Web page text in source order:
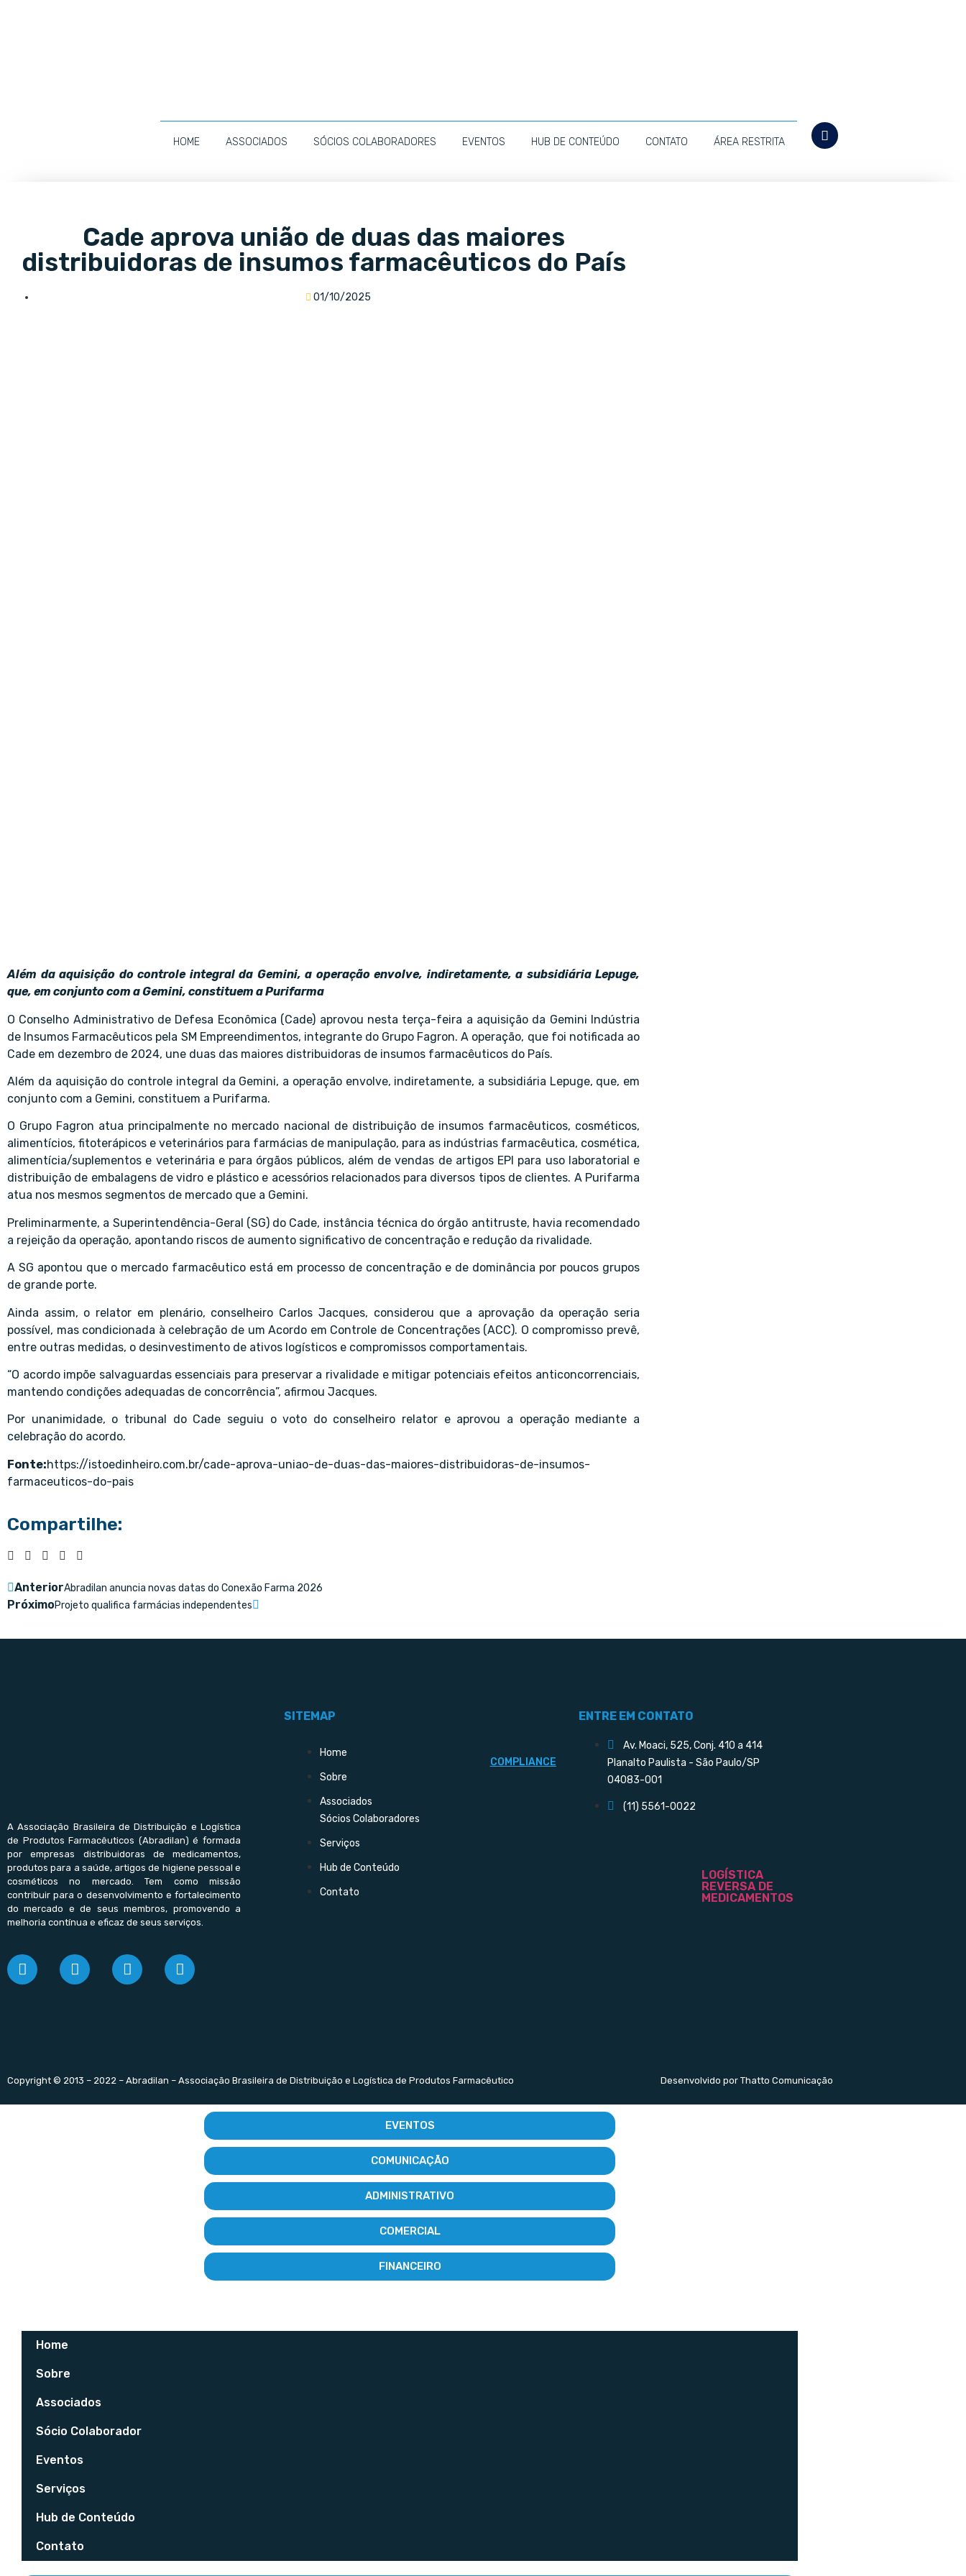
HOME ASSOCIADOS SÓCIOS COLABORADORES EVENTOS HUB DE CONTEÚDO CONTATO ÁREA RESTRITA
Cade aprova união de duas das maiores
distribuidoras de insumos farmacêuticos do País
01/10/2025
Além da aquisição do controle integral da Gemini, a operação envolve, indiretamente, a subsidiária Lepuge,
que, em conjunto com a Gemini, constituem a Purifarma
O Conselho Administrativo de Defesa Econômica (Cade) aprovou nesta terça-feira a aquisição da Gemini Indústria
de Insumos Farmacêuticos pela SM Empreendimentos, integrante do Grupo Fagron. A operação, que foi notificada ao
Cade em dezembro de 2024, une duas das maiores distribuidoras de insumos farmacêuticos do País.
Além da aquisição do controle integral da Gemini, a operação envolve, indiretamente, a subsidiária Lepuge, que, em
conjunto com a Gemini, constituem a Purifarma.
O Grupo Fagron atua principalmente no mercado nacional de distribuição de insumos farmacêuticos, cosméticos,
alimentícios, fitoterápicos e veterinários para farmácias de manipulação, para as indústrias farmacêutica, cosmética,
alimentícia/suplementos e veterinária e para órgãos públicos, além de vendas de artigos EPI para uso laboratorial e
distribuição de embalagens de vidro e plástico e acessórios relacionados para diversos tipos de clientes. A Purifarma
atua nos mesmos segmentos de mercado que a Gemini.
Preliminarmente, a Superintendência-Geral (SG) do Cade, instância técnica do órgão antitruste, havia recomendado
a rejeição da operação, apontando riscos de aumento significativo de concentração e redução da rivalidade.
A SG apontou que o mercado farmacêutico está em processo de concentração e de dominância por poucos grupos
de grande porte.
Ainda assim, o relator em plenário, conselheiro Carlos Jacques, considerou que a aprovação da operação seria
possível, mas condicionada à celebração de um Acordo em Controle de Concentrações (ACC). O compromisso prevê,
entre outras medidas, o desinvestimento de ativos logísticos e compromissos comportamentais.
“O acordo impõe salvaguardas essenciais para preservar a rivalidade e mitigar potenciais efeitos anticoncorrenciais,
mantendo condições adequadas de concorrência”, afirmou Jacques.
Por unanimidade, o tribunal do Cade seguiu o voto do conselheiro relator e aprovou a operação mediante a
celebração do acordo.
Fonte:https://istoedinheiro.com.br/cade-aprova-uniao-de-duas-das-maiores-distribuidoras-de-insumos-
farmaceuticos-do-pais
Compartilhe:
AnteriorAbradilan anuncia novas datas do Conexão Farma 2026
PróximoProjeto qualifica farmácias independentes
A Associação Brasileira de Distribuição e Logística
de Produtos Farmacêuticos (Abradilan) é formada
por empresas distribuidoras de medicamentos,
produtos para a saúde, artigos de higiene pessoal e
cosméticos no mercado. Tem como missão
contribuir para o desenvolvimento e fortalecimento
do mercado e de seus membros, promovendo a
melhoria contínua e eficaz de seus serviços.
SITEMAP
Home
Sobre
Associados
Sócios Colaboradores
Serviços
Hub de Conteúdo
Contato
COMPLIANCE
ENTRE EM CONTATO
Av. Moaci, 525, Conj. 410 a 414
Planalto Paulista - São Paulo/SP
04083-001
(11) 5561-0022
LOGÍSTICA
REVERSA DE
MEDICAMENTOS
Copyright © 2013 – 2022 – Abradilan – Associação Brasileira de Distribuição e Logística de Produtos Farmacêutico Desenvolvido por Thatto Comunicação
EVENTOS
COMUNICAÇÃO
ADMINISTRATIVO
COMERCIAL
FINANCEIRO
Home
Sobre
Associados
Sócio Colaborador
Eventos
Serviços
Hub de Conteúdo
Contato